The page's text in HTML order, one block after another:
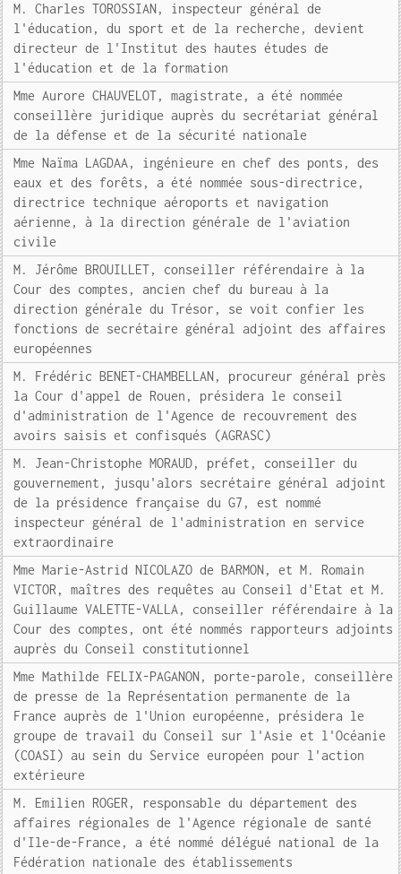
M. Charles TOROSSIAN, inspecteur général de
l'éducation, du sport et de la recherche, devient
directeur de l'Institut des hautes études de
l'éducation et de la formation
Mme Aurore CHAUVELOT, magistrate, a été nommée
conseillère juridique auprès du secrétariat général
de la défense et de la sécurité nationale
Mme Naïma LAGDAA, ingénieure en chef des ponts, des
eaux et des forêts, a été nommée sous-directrice,
directrice technique aéroports et navigation
aérienne, à la direction générale de l'aviation
civile
M. Jérôme BROUILLET, conseiller référendaire à la
Cour des comptes, ancien chef du bureau à la
direction générale du Trésor, se voit confier les
fonctions de secrétaire général adjoint des affaires
européennes
M. Frédéric BENET-CHAMBELLAN, procureur général près
la Cour d'appel de Rouen, présidera le conseil
d'administration de l'Agence de recouvrement des
avoirs saisis et confisqués (AGRASC)
M. Jean-Christophe MORAUD, préfet, conseiller du
gouvernement, jusqu'alors secrétaire général adjoint
de la présidence française du G7, est nommé
inspecteur général de l'administration en service
extraordinaire
Mme Marie-Astrid NICOLAZO de BARMON, et M. Romain
VICTOR, maîtres des requêtes au Conseil d'Etat et M.
Guillaume VALETTE-VALLA, conseiller référendaire à la
Cour des comptes, ont été nommés rapporteurs adjoints
auprès du Conseil constitutionnel
Mme Mathilde FELIX-PAGANON, porte-parole, conseillère
de presse de la Représentation permanente de la
France auprès de l'Union européenne, présidera le
groupe de travail du Conseil sur l'Asie et l'Océanie
(COASI) au sein du Service européen pour l'action
extérieure
M. Emilien ROGER, responsable du département des
affaires régionales de l'Agence régionale de santé
d'Ile-de-France, a été nommé délégué national de la
Fédération nationale des établissements